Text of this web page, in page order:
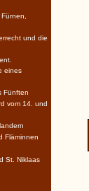
und die
eines
Fünften
vom 14. und
Fläminnen
St. Niklaas